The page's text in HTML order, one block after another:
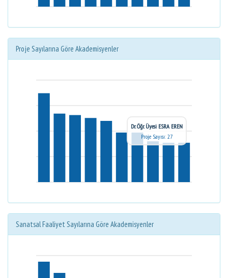
Proje Sayılarına Göre Akademisyenler
Dr. Öğr. Üyesi ESRA EREN
Proje Sayısı: 27
Sanatsal Faaliyet Sayılarına Göre Akademisyenler